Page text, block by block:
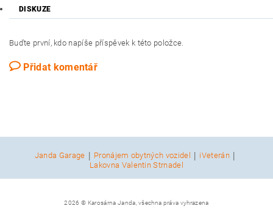
DISKUZE
Buďte první, kdo napíše příspěvek k této položce.
Přidat komentář
Janda Garage | Pronájem obytných vozidel | iVeterán |
Lakovna Valentin Strnadel
2026 © Karosárna Janda, všechna práva vyhrazena